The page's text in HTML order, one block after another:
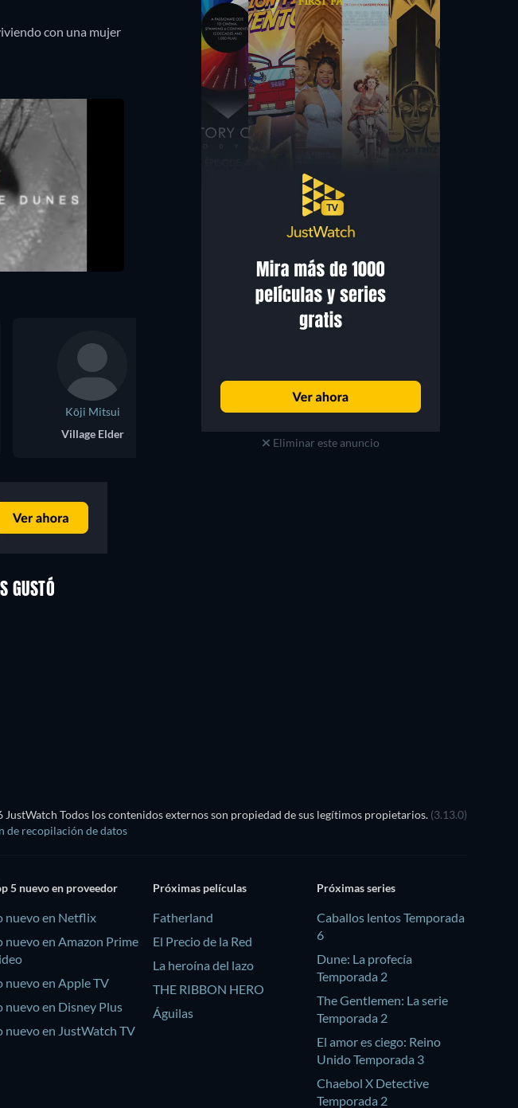
con una mujer
Eliminar este anuncio
Kōji Mitsui
Village Elder
GUSTÓ
JustWatch Todos los contenidos externos son propiedad de sus legítimos propietarios. (3.13.0)
de recopilación de datos
5 nuevo en proveedor
nuevo en Netflix
nuevo en Amazon Prime
nuevo en Apple TV
nuevo en Disney Plus
nuevo en JustWatch TV
Próximas películas
Fatherland
El Precio de la Red
La heroína del lazo
THE RIBBON HERO
Águilas
Próximas series
Caballos lentos Temporada
6
Dune: La profecía
Temporada 2
The Gentlemen: La serie
Temporada 2
El amor es ciego: Reino
Unido Temporada 3
Chaebol X Detective
Temporada 2